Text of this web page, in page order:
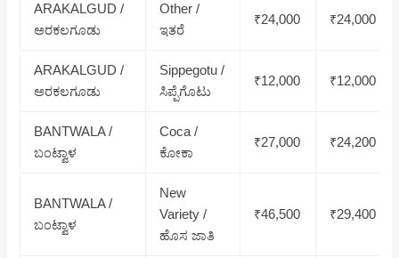
ARAKALGUD /
ಅರಕಲಗೂಡು
Other /
ಇತರೆ
₹24,000 ₹24,000
ARAKALGUD /
ಅರಕಲಗೂಡು
Sippegotu /
ಸಿಪ್ಪೆಗೊಟು
₹12,000 ₹12,000
BANTWALA /
ಬಂಟ್ವಾಳ
Coca /
ಕೋಕಾ
₹27,000 ₹24,200
BANTWALA /
ಬಂಟ್ವಾಳ
New
Variety /
ಹೊಸ ಜಾತಿ
₹46,500 ₹29,400